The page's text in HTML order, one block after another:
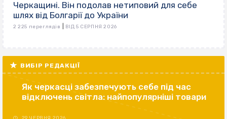
Черкащині. Він подолав нетиповий для себе
шлях від Болгарії до України
2 225 переглядів ВІД 5 СЕРПНЯ 2026
ВИБІР РЕДАКЦІЇ
Як черкасці забезпечують себе під час
відключень світла: найпопулярніші товари